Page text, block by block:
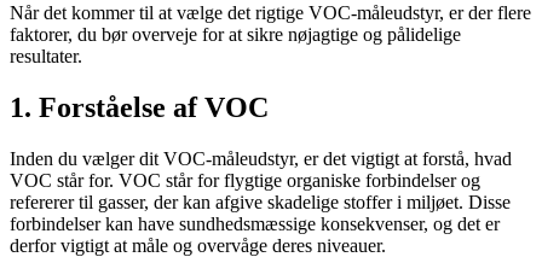
Når det kommer til at vælge det rigtige VOC-måleudstyr, er der flere
faktorer, du bør overveje for at sikre nøjagtige og pålidelige
resultater.
1. Forståelse af VOC
Inden du vælger dit VOC-måleudstyr, er det vigtigt at forstå, hvad
VOC står for. VOC står for flygtige organiske forbindelser og
refererer til gasser, der kan afgive skadelige stoffer i miljøet. Disse
forbindelser kan have sundhedsmæssige konsekvenser, og det er
derfor vigtigt at måle og overvåge deres niveauer.